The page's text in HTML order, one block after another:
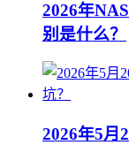
2026年
别是什么？
2026年5月